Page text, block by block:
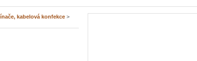
kabelová konfekce >